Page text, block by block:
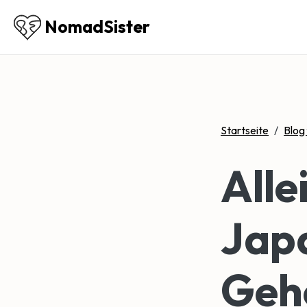
NomadSister
Startseite /